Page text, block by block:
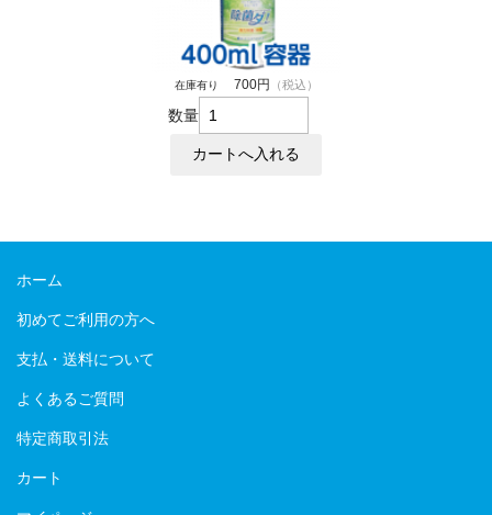
在庫有り 700円 （税込）
数量
ホーム
初めてご利用の方へ
支払・送料について
よくあるご質問
特定商取引法
カート